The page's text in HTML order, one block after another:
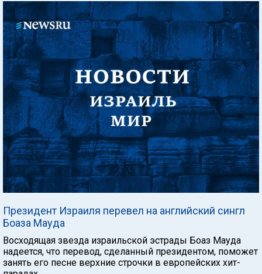
Президент Израиля перевел на английский сингл
Боаза Мауда
Восходящая звезда израильской эстрады Боаз Мауда
надеется, что перевод, сделанный президентом, поможет
занять его песне верхние строчки в европейских хит-